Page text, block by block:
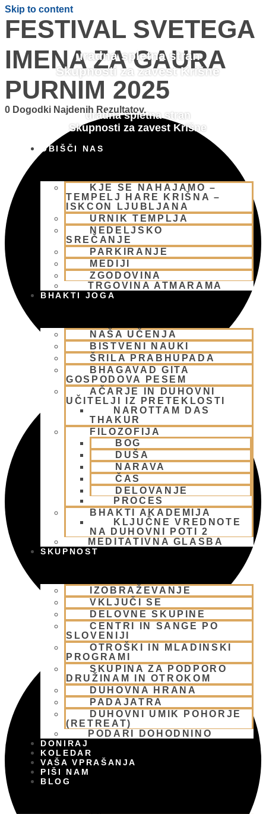
Skip to content
uradna spletna stran
Skupnosti za zavest Krišne
uradna spletna stran
Skupnosti za zavest Krišne
OBIŠČI NAS
KJE SE NAHAJAMO –
TEMPELJ HARE KRIŠNA –
ISKCON LJUBLJANA
URNIK TEMPLJA
NEDELJSKO
SREČANJE
PARKIRANJE
MEDIJI
ZGODOVINA
TRGOVINA ATMARAMA
BHAKTI JOGA
NAŠA UČENJA
BISTVENI NAUKI
ŠRILA PRABHUPADA
BHAGAVAD GITA
GOSPODOVA PESEM
AČARJE IN DUHOVNI
UČITELJI IZ PRETEKLOSTI
NAROTTAM DAS
THAKUR
FILOZOFIJA
BOG
DUŠA
NARAVA
ČAS
DELOVANJE
PROCES
BHAKTI AKADEMIJA
KLJUČNE VREDNOTE
NA DUHOVNI POTI 2
MEDITATIVNA GLASBA
SKUPNOST
IZOBRAŽEVANJE
VKLJUČI SE
DELOVNE SKUPINE
CENTRI IN SANGE PO
SLOVENIJI
OTROŠKI IN MLADINSKI
PROGRAMI
SKUPINA ZA PODPORO
DRUŽINAM IN OTROKOM
DUHOVNA HRANA
PADAJATRA
DUHOVNI UMIK POHORJE
(RETREAT)
PODARI DOHODNINO
DONIRAJ
KOLEDAR
VAŠA VPRAŠANJA
PIŠI NAM
BLOG
FESTIVAL SVETEGA
IMENA ZA GAURA
PURNIM 2025
0 Dogodki Najdenih Rezultatov.